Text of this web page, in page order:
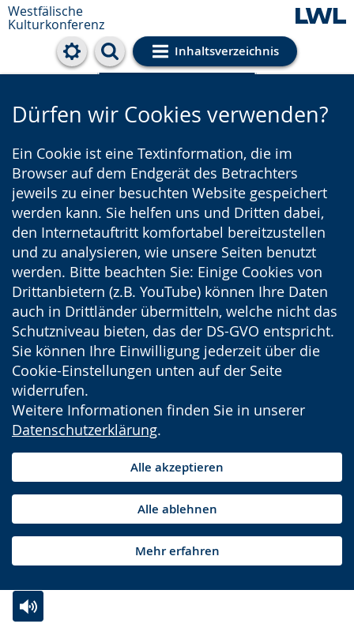
Westfälische
Kulturkonferenz
Inhaltsverzeichnis
Cookie-Einstellungen
Dürfen wir Cookies verwenden?
Ein Cookie ist eine Textinformation, die im
Browser auf dem Endgerät des Betrachters
jeweils zu einer besuchten Website gespeichert
werden kann. Sie helfen uns und Dritten dabei,
den Internetauftritt komfortabel bereitzustellen
und zu analysieren, wie unsere Seiten benutzt
werden. Bitte beachten Sie: Einige Cookies von
Drittanbietern (z.B. YouTube) können Ihre Daten
auch in Drittländer übermitteln, welche nicht das
Schutzniveau bieten, das der DS-GVO entspricht.
Sie können Ihre Einwilligung jederzeit über die
Cookie-Einstellungen unten auf der Seite
widerrufen.
Weitere Informationen finden Sie in unserer
Datenschutzerklärung.
Alle akzeptieren
Alle ablehnen
Mehr erfahren